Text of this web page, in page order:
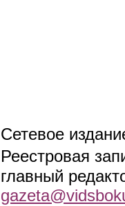
Сетевое
Реестровая
главный